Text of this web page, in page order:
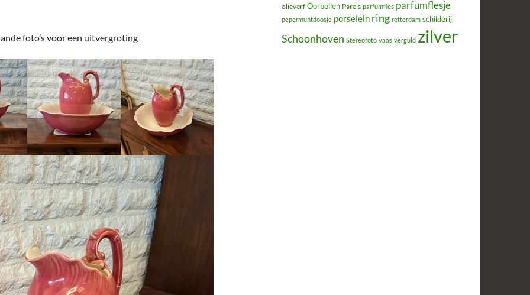
foto’s voor een uitvergroting
olieverf Oorbellen Parels parfumfles parfumflesje
pepermuntdoosje porselein ring rotterdam schilderij
Schoonhoven Stereofoto vaas verguld zilver